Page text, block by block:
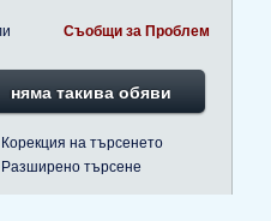
Съобщи за Проблем
няма такива обяви
Корекция на търсенето
Разширено търсене